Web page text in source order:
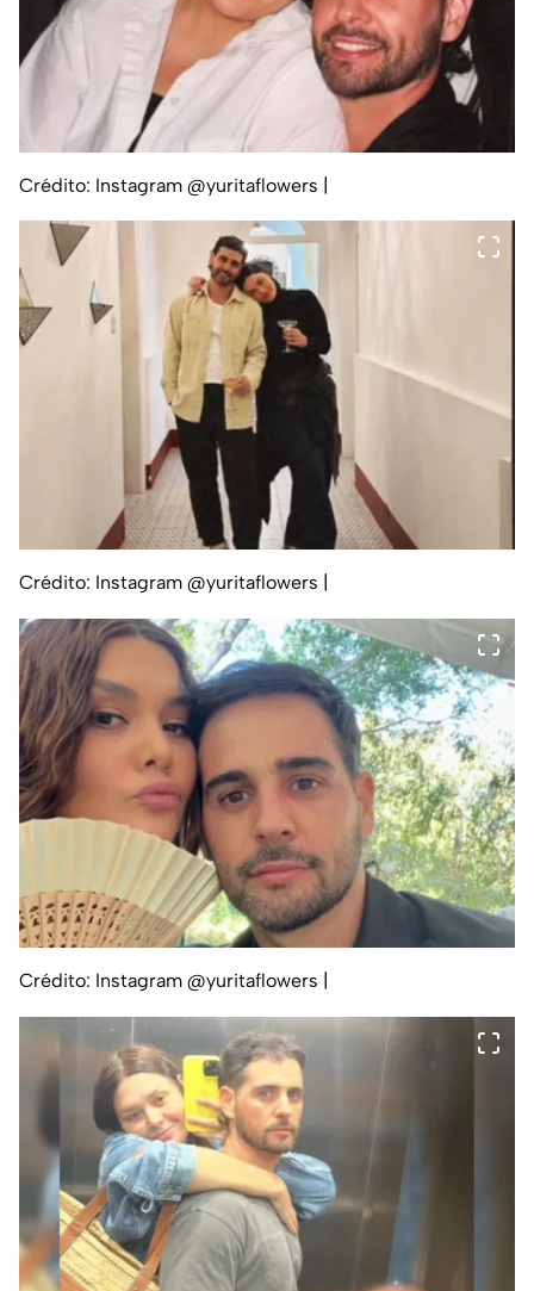
Crédito: Instagram @yuritaflowers |
Crédito: Instagram @yuritaflowers
Crédito: Instagram @yuritaflowers |